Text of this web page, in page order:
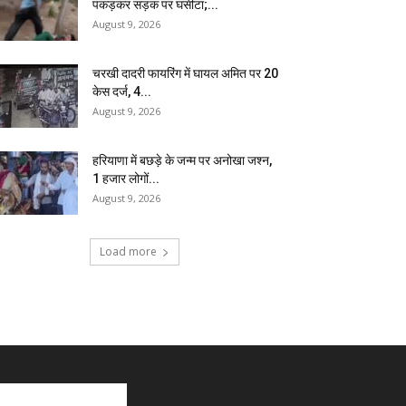
पकड़कर सड़क पर घसीटा;...
August 9, 2026
चरखी दादरी फायरिंग में घायल अमित पर 20
केस दर्ज, 4...
August 9, 2026
हरियाणा में बछड़े के जन्म पर अनोखा जश्न,
1 हजार लोगों...
August 9, 2026
Load more